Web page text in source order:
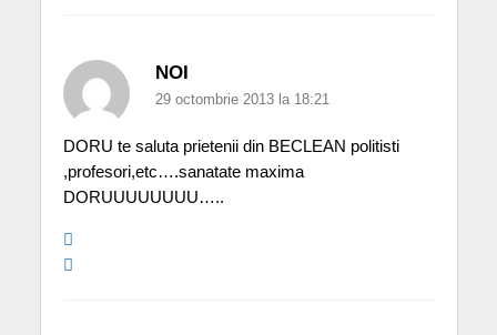
NOI
29 octombrie 2013 la 18:21
DORU te saluta prietenii din BECLEAN politisti
,profesori,etc….sanatate maxima
DORUUUUUUUU…..